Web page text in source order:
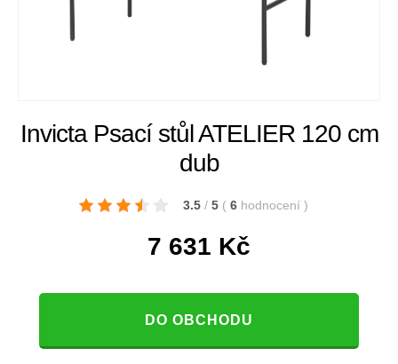
Invicta Psací stůl ATELIER 120 cm
dub
3.5 / 5 ( 6 hodnocení )
7 631 Kč
DO OBCHODU